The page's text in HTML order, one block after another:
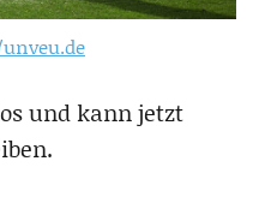
und kann jetzt